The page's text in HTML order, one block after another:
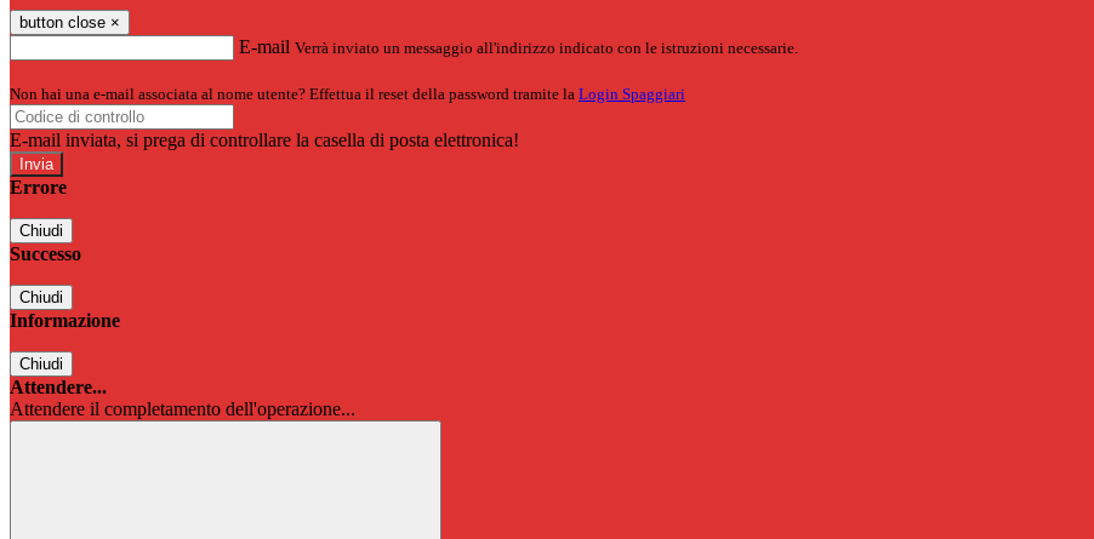
button close ×
E-mail Verrà inviato un messaggio all'indirizzo indicato con le istruzioni necessarie.
Non hai una e-mail associata al nome utente? Effettua il reset della password tramite la Login Spaggiari
E-mail inviata, si prega di controllare la casella di posta elettronica!
Errore
Chiudi
Successo
Chiudi
Informazione
Chiudi
Attendere...
Attendere il completamento dell'operazione...